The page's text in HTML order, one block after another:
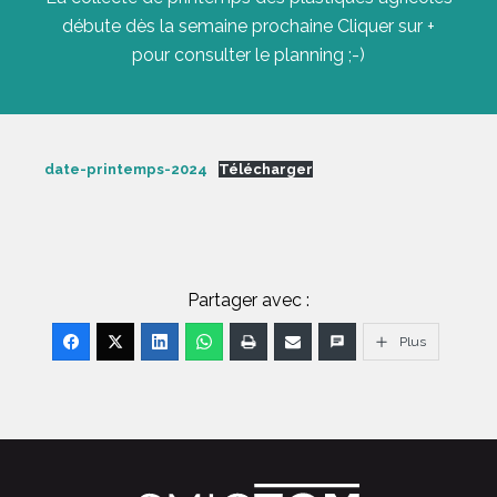
débute dès la semaine prochaine Cliquer sur +
pour consulter le planning ;-)
date-printemps-2024 Télécharger
Partager avec :
Plus